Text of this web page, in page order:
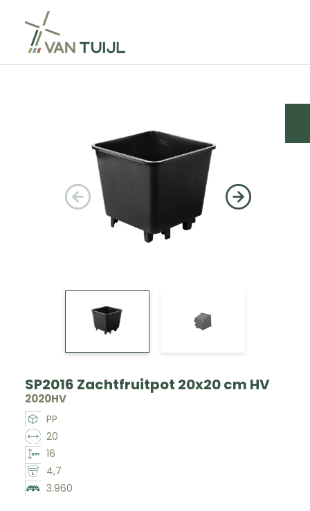
SP2016 Zachtfruitpot 20x20 cm HV
2020HV
PP
20
16
4,7
3.960